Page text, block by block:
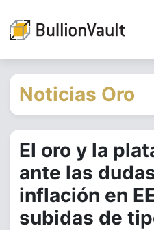
Noticias Oro
El oro y la
ante las
inflación en
subidas de